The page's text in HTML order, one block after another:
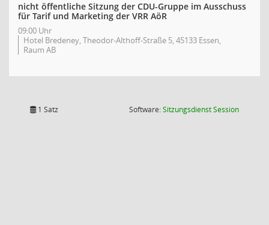
nicht öffentliche Sitzung der CDU-Gruppe im Ausschuss
für Tarif und Marketing der VRR AöR
09:00 Uhr
Hotel Bredeney, Theodor-Althoff-Straße 5, 45133 Essen,
Raum AB
1 Satz Software:SitzungsdienstSession(Wird in